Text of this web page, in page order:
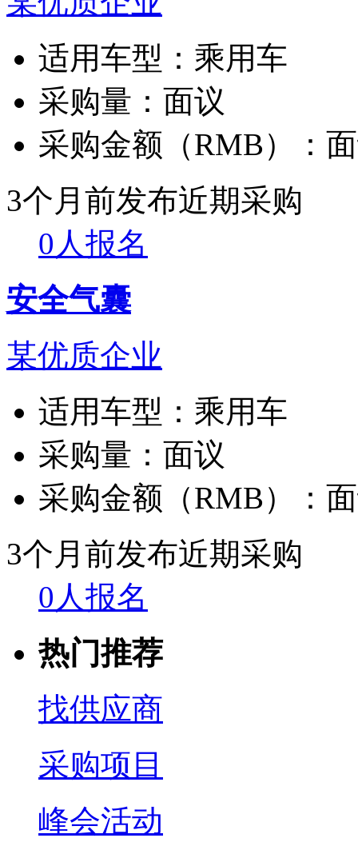
适用车型： 乘用车
采购量： 面议
采购金额（RMB）：
3个月前发布近期采购
0人报名
安全气囊
某优质企业
适用车型： 乘用车
采购量： 面议
采购金额（RMB）：
3个月前发布近期采购
0人报名
热门推荐
找供应商
采购项目
峰会活动